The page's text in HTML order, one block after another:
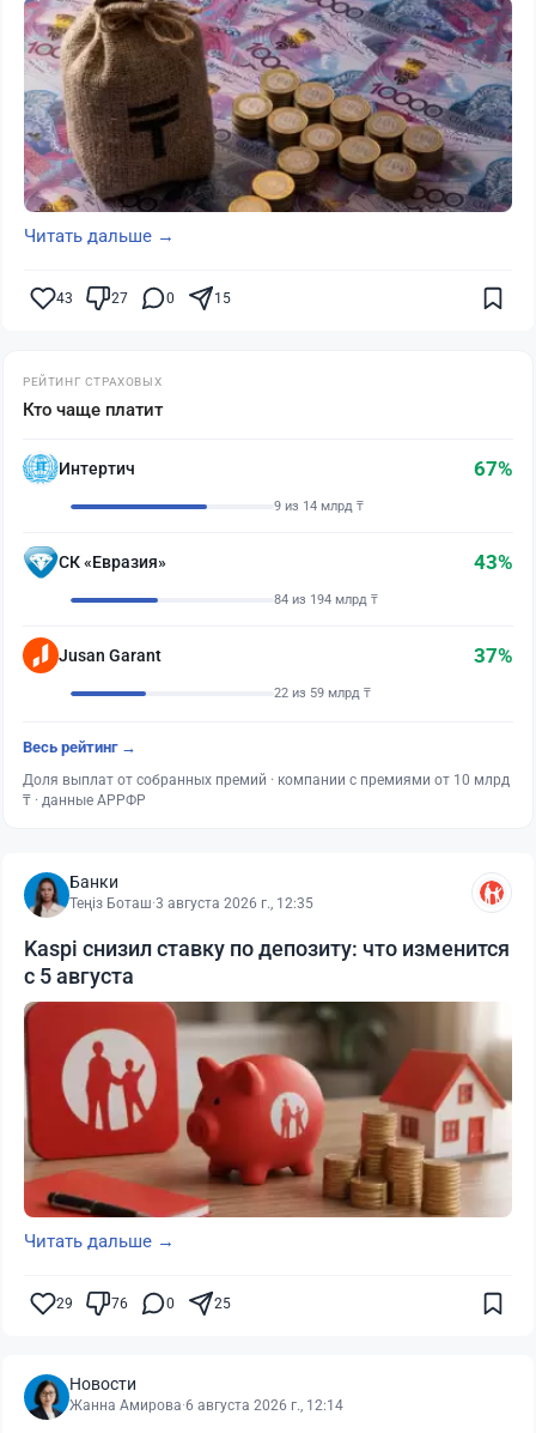
Читать дальше →
43 27 0 15
РЕЙТИНГ СТРАХОВЫХ
Кто чаще платит
Интертич 67%
9 из 14 млрд ₸
СК «Евразия» 43%
84 из 194 млрд ₸
Jusan Garant 37%
22 из 59 млрд ₸
Весь рейтинг →
Доля выплат от собранных премий · компании с премиями от 10 млрд
₸ · данные АРРФР
Банки
Теңіз Боташ·3 августа 2026 г., 12:35
Kaspi снизил ставку по депозиту: что изменится
с 5 августа
Читать дальше →
29 76 0 25
Новости
Жанна Амирова·6 августа 2026 г., 12:14